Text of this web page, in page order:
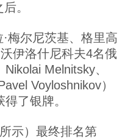
。
梅尔尼茨基、格里高
伊洛什尼科夫4名俄
Melnitsky、
Voyloshnikov）
了银牌。
示）最终排名第